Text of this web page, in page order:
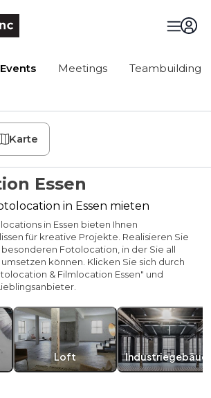
Events Meetings Teambuilding
Karte
Essen
in Essen mieten
in Essen bieten Ihnen
für kreative Projekte. Realisieren Sie
Fotolocation, in der Sie all
können. Klicken Sie sich durch
& Filmlocation Essen" und
Loft